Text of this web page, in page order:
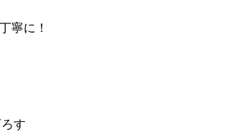
寧に！
す